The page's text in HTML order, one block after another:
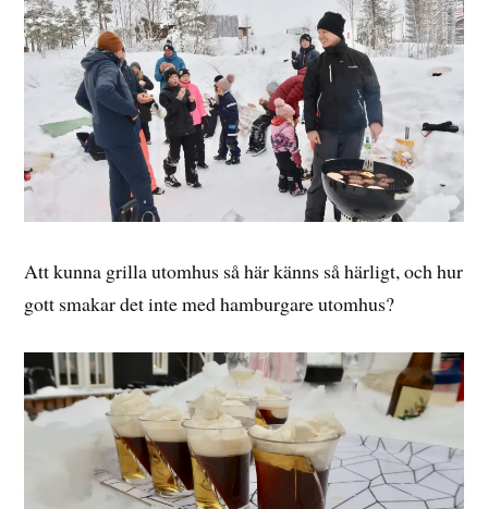
Att kunna grilla utomhus så här känns så härligt, och hur
gott smakar det inte med hamburgare utomhus?